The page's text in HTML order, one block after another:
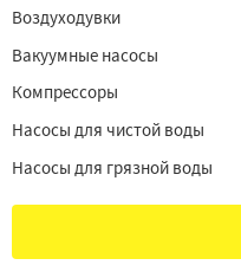
Воздуходувки
Вакуумные насосы
Компрессоры
Насосы для чистой воды
Насосы для грязной воды